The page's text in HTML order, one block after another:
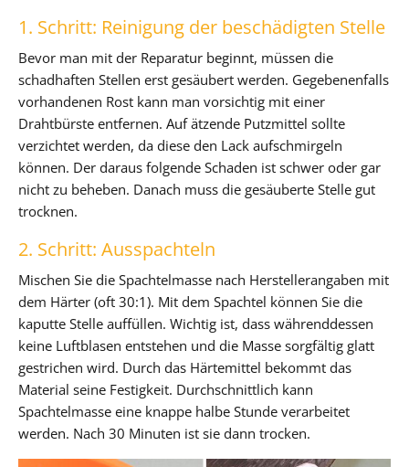
1. Schritt: Reinigung der beschädigten Stelle
Bevor man mit der Reparatur beginnt, müssen die
schadhaften Stellen erst gesäubert werden. Gegebenenfalls
vorhandenen Rost kann man vorsichtig mit einer
Drahtbürste entfernen. Auf ätzende Putzmittel sollte
verzichtet werden, da diese den Lack aufschmirgeln
können. Der daraus folgende Schaden ist schwer oder gar
nicht zu beheben. Danach muss die gesäuberte Stelle gut
trocknen.
2. Schritt: Ausspachteln
Mischen Sie die Spachtelmasse nach Herstellerangaben mit
dem Härter (oft 30:1). Mit dem Spachtel können Sie die
kaputte Stelle auffüllen. Wichtig ist, dass währenddessen
keine Luftblasen entstehen und die Masse sorgfältig glatt
gestrichen wird. Durch das Härtemittel bekommt das
Material seine Festigkeit. Durchschnittlich kann
Spachtelmasse eine knappe halbe Stunde verarbeitet
werden. Nach 30 Minuten ist sie dann trocken.